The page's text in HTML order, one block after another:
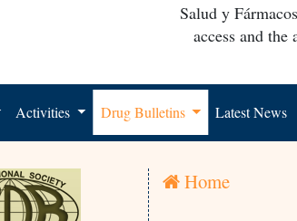
Salud y
access and
Activities Drug Bulletins Latest News
Home